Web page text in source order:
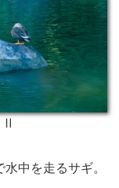
Ⅱ
中を走るサギ。